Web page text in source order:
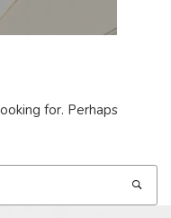
for. Perhaps